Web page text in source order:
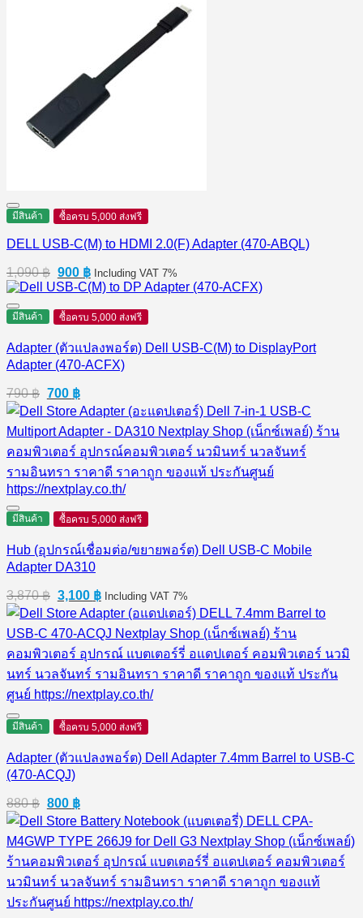
มีสินค้า ซื้อครบ 5,000 ส่งฟรี
DELL USB-C(M) to HDMI 2.0(F) Adapter (470-ABQL)
1,090฿ Original
price
1,090 ฿.
900 ฿Current
price
900 ฿.
Including VAT 7%
มีสินค้า ซื้อครบ 5,000 ส่งฟรี
Adapter (ตัวแปลงพอร์ต) Dell USB-C(M) to DisplayPort
Adapter (470-ACFX)
790฿ Original
price
was:
790 ฿.
700 ฿Current
price
is:
700 ฿.
มีสินค้า ซื้อครบ 5,000 ส่งฟรี
Hub (อุปกรณ์เชื่อมต่อ/ขยายพอร์ต) Dell USB-C Mobile
Adapter DA310
3,870฿ Original
price
was:
3,870 ฿.
3,100 ฿Current
price
is:
3,100 ฿.
Including VAT 7%
มีสินค้า ซื้อครบ 5,000 ส่งฟรี
Adapter (ตัวแปลงพอร์ต) Dell Adapter 7.4mm Barrel to USB-C
(470-ACQJ)
880฿ Original
price
was:
880 ฿.
800 ฿Current
price
is:
800 ฿.